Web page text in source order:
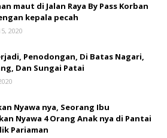
maut di Jalan Raya By Pass Korban
kepala pecah
2020
Penodongan, Di Batas Nagari,
Dan Sungai Patai
Nyawa nya, Seorang Ibu
Nyawa 4 Orang Anak nya di Pantai
Pariaman